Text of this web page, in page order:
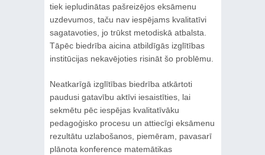
tiek iepludinātas pašreizējos eksāmenu
uzdevumos, taču nav iespējams kvalitatīvi
sagatavoties, jo trūkst metodiskā atbalsta.
Tāpēc biedrība aicina atbildīgās izglītības
institūcijas nekavējoties risināt šo problēmu.
Neatkarīgā izglītības biedrība atkārtoti
paudusi gatavību aktīvi iesaistīties, lai
sekmētu pēc iespējas kvalitatīvāku
pedagoģisko procesu un attiecīgi eksāmenu
rezultātu uzlabošanos, piemēram, pavasarī
plānota konference matemātikas